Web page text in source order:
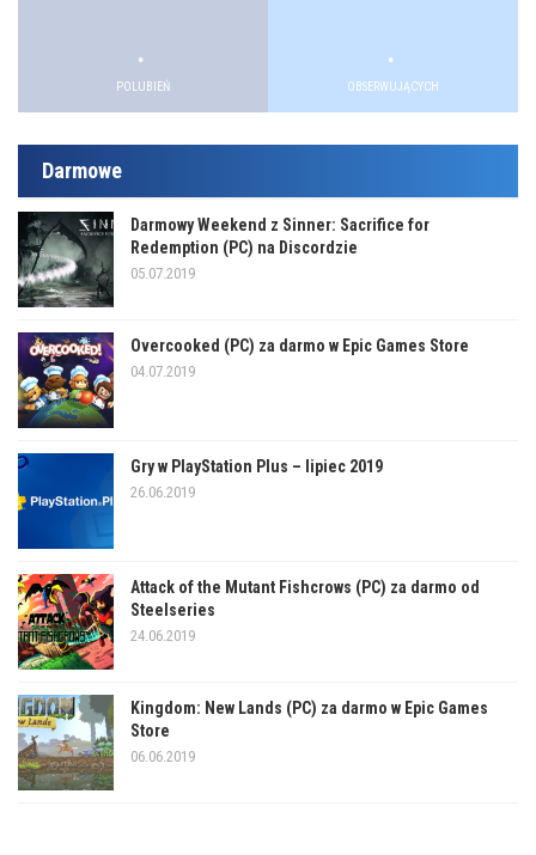
..
POLUBIEŃ
.
OBSERWUJĄCYCH
Darmowe
Darmowy Weekend z Sinner: Sacrifice for
Redemption (PC) na Discordzie
05.07.2019
Overcooked (PC) za darmo w Epic Games Store
04.07.2019
Gry w PlayStation Plus – lipiec 2019
26.06.2019
Attack of the Mutant Fishcrows (PC) za darmo od
Steelseries
24.06.2019
Kingdom: New Lands (PC) za darmo w Epic Games
Store
06.06.2019